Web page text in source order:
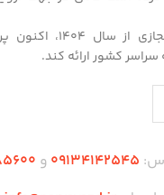
با راه‌اندازی فروش
کشور ارائه کند.
09134142545 و